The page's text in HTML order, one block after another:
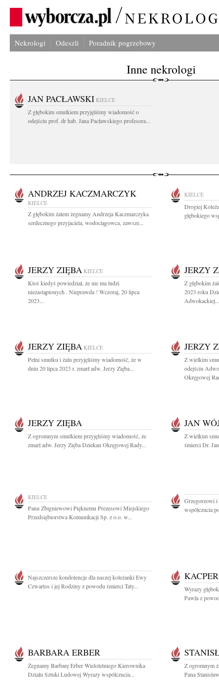
Nekrologi Odeszli Poradnik pogrzebowy
Inne nekrologi
JAN PACŁAWSKI KIELCE
Z głębokim smutkiem przyjęliśmy wiadomość o
odejściu prof. dr hab. Jana Pacławskiego profesora...
ANDRZEJ KACZMARCZYK
KIELCE
Z głębokim żalem żegnamy Andrzeja Kaczmarczyka
serdecznego przyjaciela, wodociągowca, zawsze...
KIELCE
Drogiej
głębokiego
JERZY ZIĘBA KIELCE
Ktoś kiedyś powiedział, że nie ma ludzi
niezastąpionych . Nieprawda ! Wczoraj, 20 lipca
2023...
JERZY
Z głębokim
2023 roku
Adwokackiej...
JERZY ZIĘBA KIELCE
Pełni smutku i żalu przyjęliśmy wiadomość, że w
dniu 20 lipca 2023 r. zmarł adw. Jerzy Zięba...
JERZY
Z wielkim
odejściu
Okręgowej
JERZY ZIĘBA
Z ogromnym smutkiem przyjęliśmy wiadomość, że
zmarł adw. Jerzy Zięba Dziekan Okręgowej Rady...
JAN
Z wielkim
śmierci Dr.
KIELCE
Panu Zbigniewowi Pięknemu Prezesowi Miejskiego
Przedsiębiorstwa Komunikacji Sp. z o.o. w...
Grzegorzowi i
współczucia
Najszczersze kondolencje dla naszej koleżanki Ewy
Czwartos i jej Rodziny z powodu śmierci Taty...
Wyrazy
Pawła z
BARBARA ERBER
Żegnamy Barbarę Erber Wieloletniego Kierownika
Działu Sztuki Ludowej Wyrazy współczucia...
Z ogromnym
Pana